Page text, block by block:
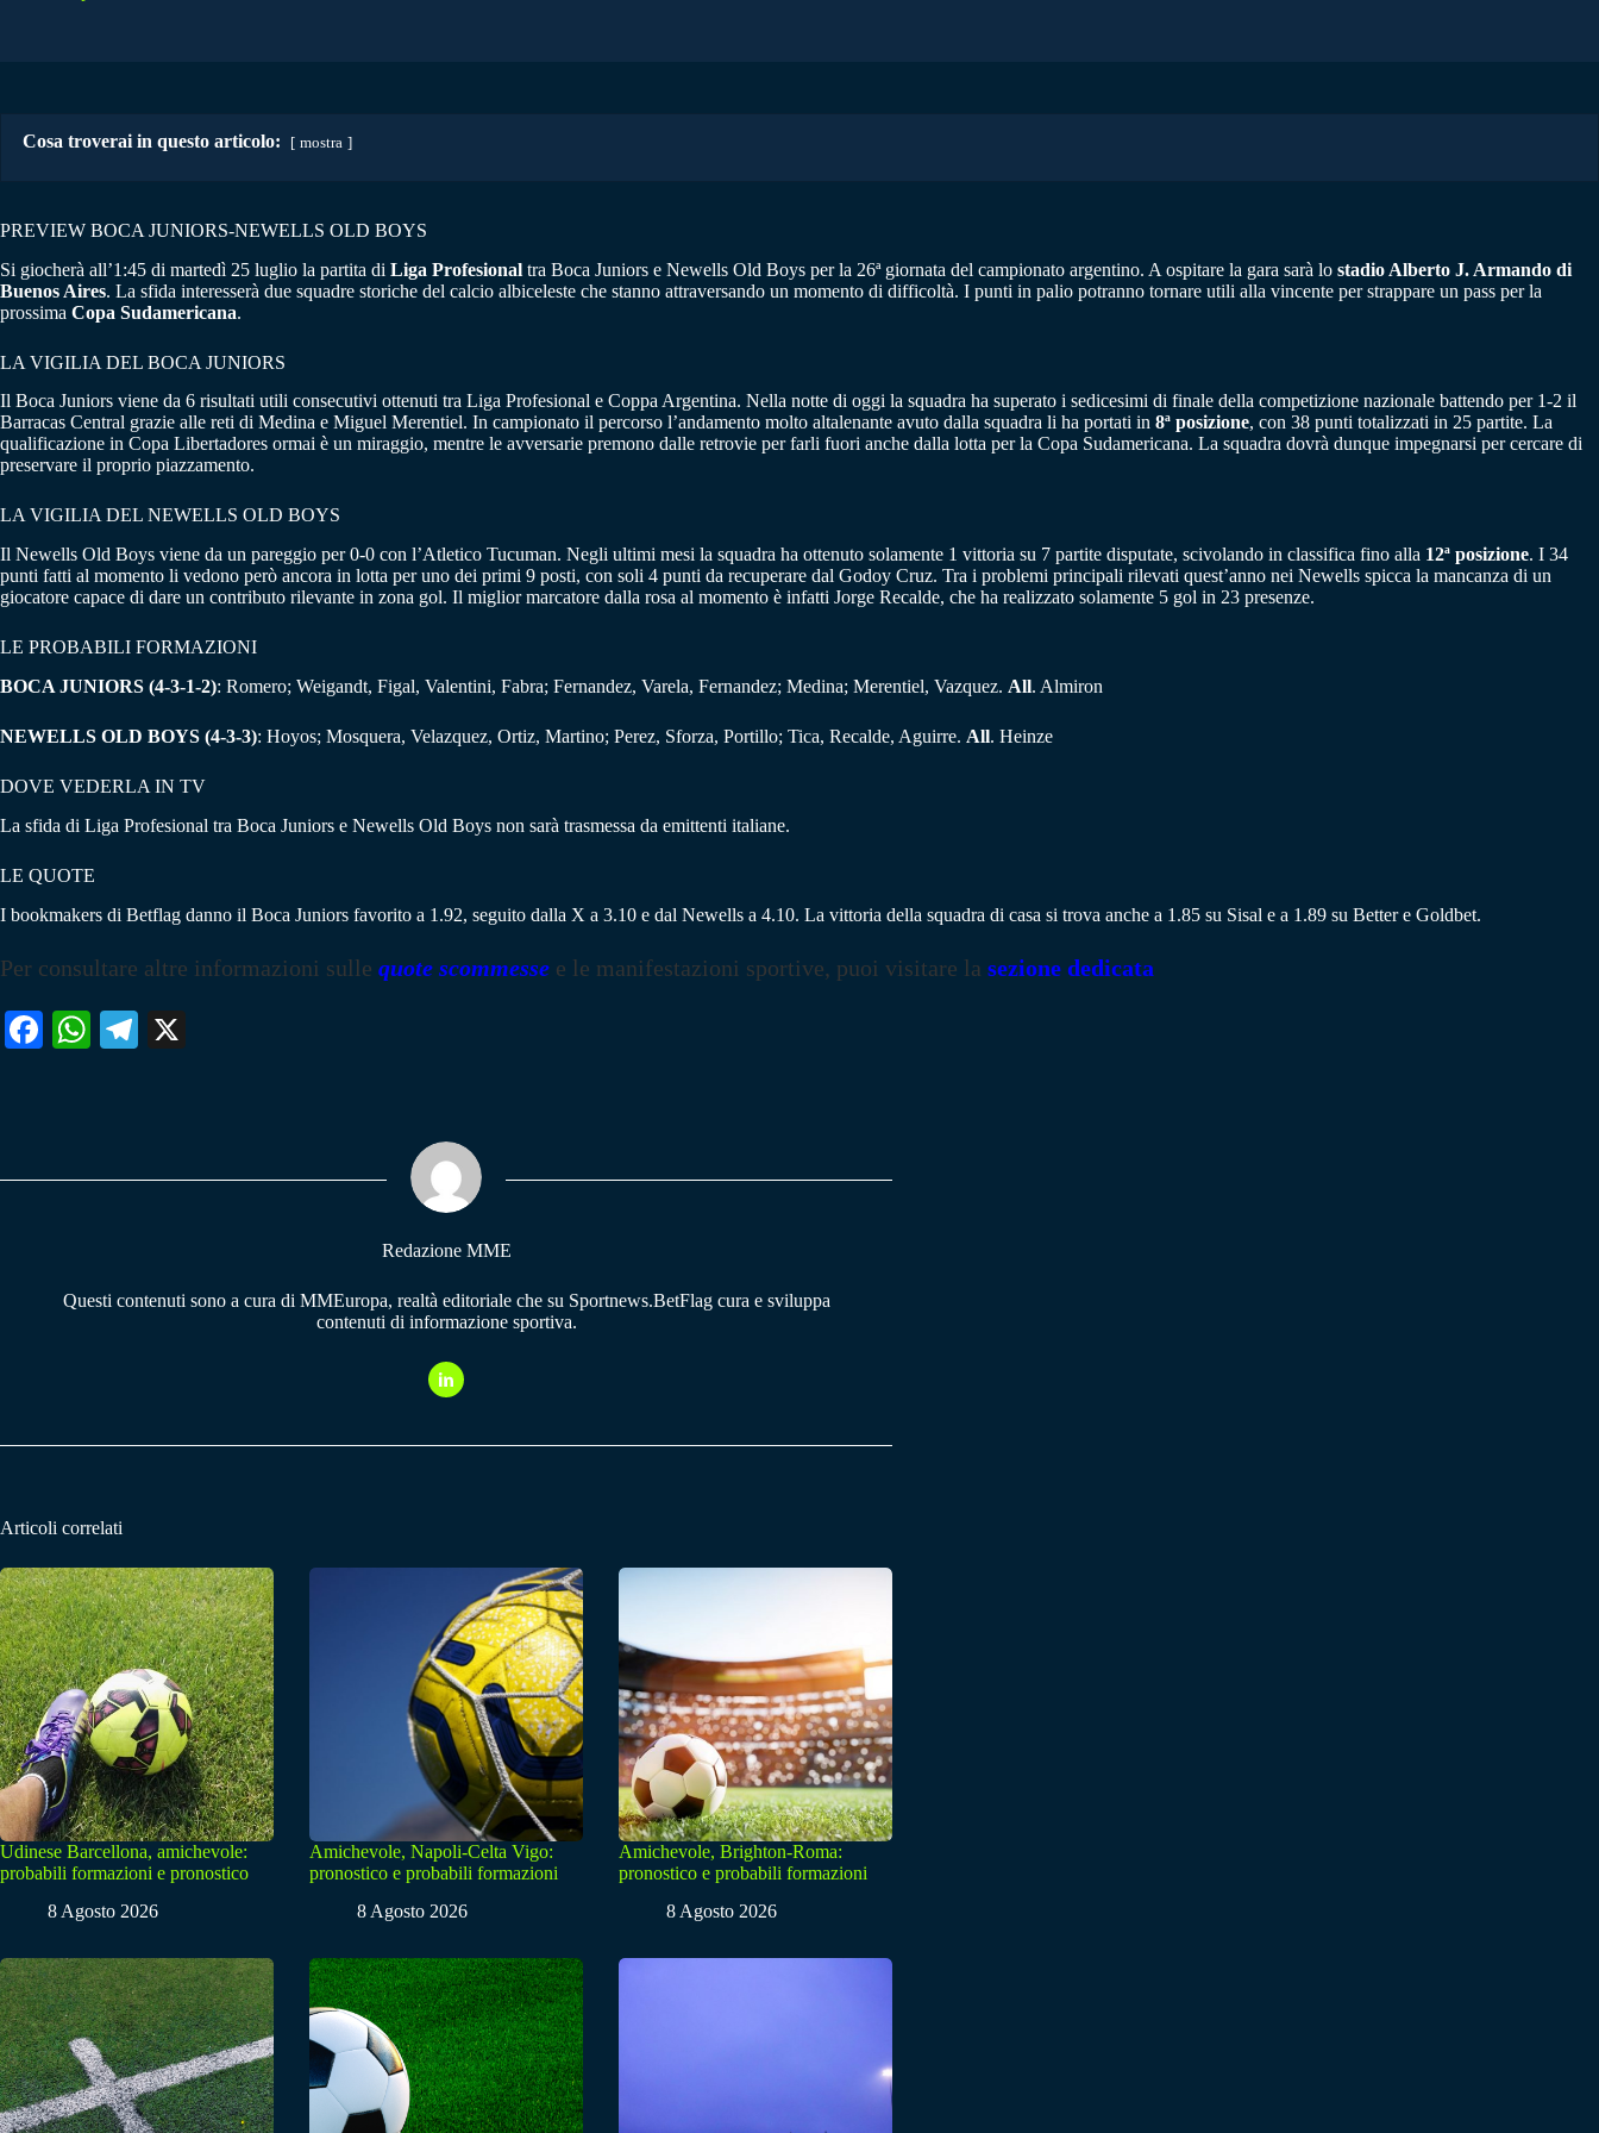
Cosa troverai in questo articolo: mostra
PREVIEW BOCA JUNIORS-NEWELLS OLD BOYS
Si giocherà all’1:45 di martedì 25 luglio la partita di Liga Profesional tra Boca Juniors e Newells Old Boys per la 26ª giornata del campionato argentino. A ospitare la gara sarà lo stadio Alberto J. Armando di
Buenos Aires. La sfida interesserà due squadre storiche del calcio albiceleste che stanno attraversando un momento di difficoltà. I punti in palio potranno tornare utili alla vincente per strappare un pass per la
prossima Copa Sudamericana.
LA VIGILIA DEL BOCA JUNIORS
Il Boca Juniors viene da 6 risultati utili consecutivi ottenuti tra Liga Profesional e Coppa Argentina. Nella notte di oggi la squadra ha superato i sedicesimi di finale della competizione nazionale battendo per 1-2 il
Barracas Central grazie alle reti di Medina e Miguel Merentiel. In campionato il percorso l’andamento molto altalenante avuto dalla squadra li ha portati in 8ª posizione, con 38 punti totalizzati in 25 partite. La
qualificazione in Copa Libertadores ormai è un miraggio, mentre le avversarie premono dalle retrovie per farli fuori anche dalla lotta per la Copa Sudamericana. La squadra dovrà dunque impegnarsi per cercare di
preservare il proprio piazzamento.
LA VIGILIA DEL NEWELLS OLD BOYS
Il Newells Old Boys viene da un pareggio per 0-0 con l’Atletico Tucuman. Negli ultimi mesi la squadra ha ottenuto solamente 1 vittoria su 7 partite disputate, scivolando in classifica fino alla 12ª posizione. I 34
punti fatti al momento li vedono però ancora in lotta per uno dei primi 9 posti, con soli 4 punti da recuperare dal Godoy Cruz. Tra i problemi principali rilevati quest’anno nei Newells spicca la mancanza di un
giocatore capace di dare un contributo rilevante in zona gol. Il miglior marcatore dalla rosa al momento è infatti Jorge Recalde, che ha realizzato solamente 5 gol in 23 presenze.
LE PROBABILI FORMAZIONI
BOCA JUNIORS (4-3-1-2): Romero; Weigandt, Figal, Valentini, Fabra; Fernandez, Varela, Fernandez; Medina; Merentiel, Vazquez. All. Almiron
NEWELLS OLD BOYS (4-3-3): Hoyos; Mosquera, Velazquez, Ortiz, Martino; Perez, Sforza, Portillo; Tica, Recalde, Aguirre. All. Heinze
DOVE VEDERLA IN TV
La sfida di Liga Profesional tra Boca Juniors e Newells Old Boys non sarà trasmessa da emittenti italiane.
LE QUOTE
I bookmakers di Betflag danno il Boca Juniors favorito a 1.92, seguito dalla X a 3.10 e dal Newells a 4.10. La vittoria della squadra di casa si trova anche a 1.85 su Sisal e a 1.89 su Better e Goldbet.
Per consultare altre informazioni sulle quote scommesse e le manifestazioni sportive, puoi visitare la sezione dedicata
Fa W
pp
Te
m
Redazione MME
Questi contenuti sono a cura di MMEuropa, realtà editoriale che su Sportnews.BetFlag cura e sviluppa
contenuti di informazione sportiva.
Articoli correlati
Udinese Barcellona, amichevole:
probabili formazioni e pronostico
8 Agosto 2026
Amichevole, Napoli-Celta Vigo:
pronostico e probabili formazioni
8 Agosto 2026
Amichevole, Brighton-Roma:
pronostico e probabili formazioni
8 Agosto 2026